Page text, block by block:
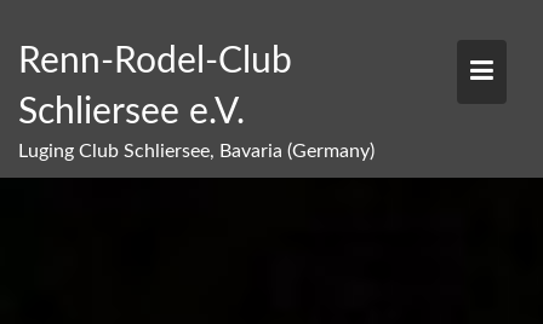
content
Renn-Rodel-Club
Schliersee e.V.
Luging Club Schliersee, Bavaria (Germany)